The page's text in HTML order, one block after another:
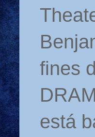
fines
está